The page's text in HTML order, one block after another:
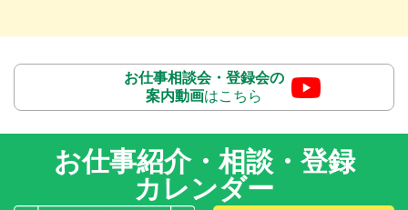
お仕事相談会・登録会の
案内動画はこちら
お仕事紹介・相談・登録
カレンダー